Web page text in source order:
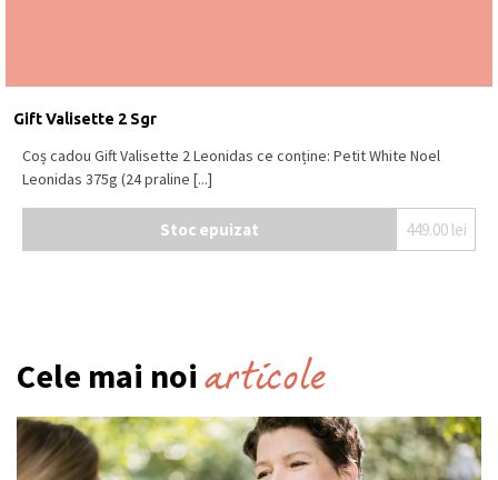
Gift Valisette 2 Sgr
Coș cadou Gift Valisette 2 Leonidas ce conține: Petit White Noel
Leonidas 375g (24 praline [...]
Stoc epuizat 449.00 lei
Cele mai noi articole